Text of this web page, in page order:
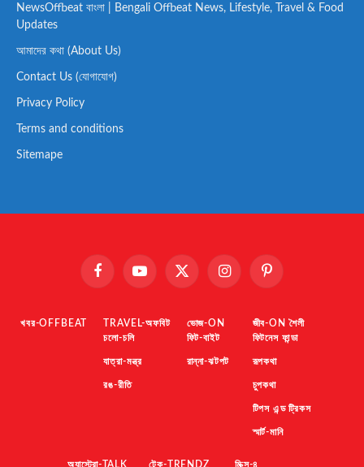
NewsOffbeat বাংলা | Bengali Offbeat News, Lifestyle, Travel & Food
Updates
আমাদের কথা (About Us)
Contact Us (যোগাযোগ)
Privacy Policy
Terms and conditions
Sitemape
FacebookYouTube X
InstagramPinterest
খবর-OFFBEAT
TRAVEL-অফবিট
চলো-চলি
যাত্রা-মন্ত্র
রঙ-রীতি
ভোজ-ON
ফিট-বাইট
রান্না-ঝটপট
জীব-ON শৈলী
ফিটনেস ফান্ডা
রূপকথা
চুপকথা
টিপস এন্ড ট্রিকস
স্মার্ট-মানি
অ্যাস্ট্রো-TALK টেক-TRENDZ মিক্স-৪